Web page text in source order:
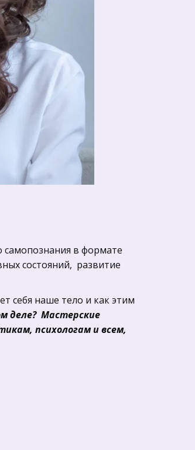
самопознания в формате
состояний,  развитие
себя наше тело и как этим
деле?  Мастерские
психологам и всем,